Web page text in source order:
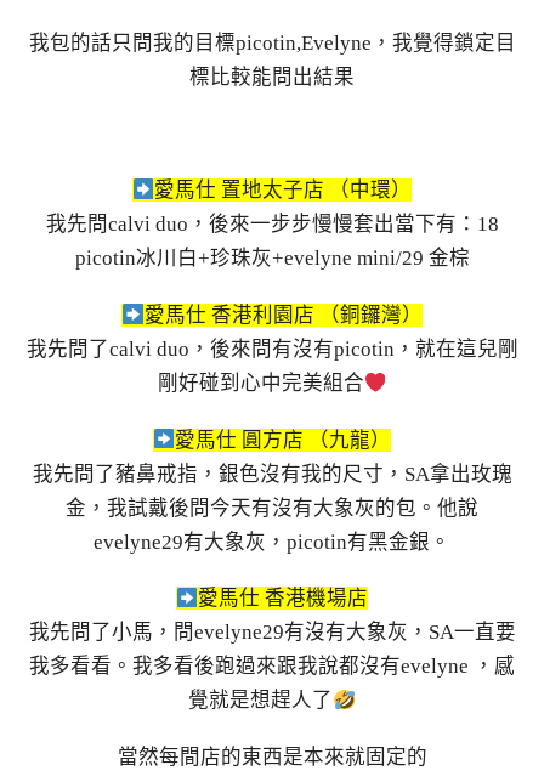
我包的話只問我的目標picotin,Evelyne，我覺得鎖定目
標比較能問出結果
愛馬仕 置地太子店 （中環）
我先問calvi duo，後來一步步慢慢套出當下有：18
picotin冰川白+珍珠灰+evelyne mini/29 金棕
愛馬仕 香港利園店 （銅鑼灣）
我先問了calvi duo，後來問有沒有picotin，就在這兒剛
剛好碰到心中完美組合
愛馬仕 圓方店 （九龍）
我先問了豬鼻戒指，銀色沒有我的尺寸，SA拿出玫瑰
金，我試戴後問今天有沒有大象灰的包。他說
evelyne29有大象灰，picotin有黑金銀。
愛馬仕 香港機場店
我先問了小馬，問evelyne29有沒有大象灰，SA一直要
我多看看。我多看後跑過來跟我說都沒有evelyne ，感
覺就是想趕人了
當然每間店的東西是本來就固定的